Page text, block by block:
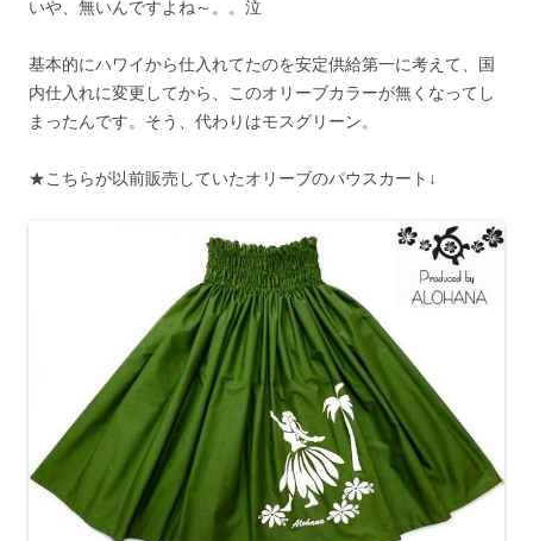
いや、無いんですよね～。。泣
基本的にハワイから仕入れてたのを安定供給第一に考えて、国
内仕入れに変更してから、このオリーブカラーが無くなってし
まったんです。そう、代わりはモスグリーン。
★こちらが以前販売していたオリーブのパウスカート↓